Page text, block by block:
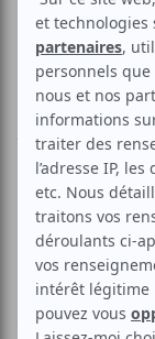
MONTRÉAL
MCC |
Aucune
disponible
Soyez les
pour MCC | La
Que deviendrait
pouvaient plus